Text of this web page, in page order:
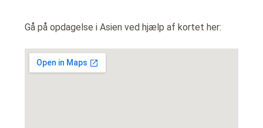
Gå på opdagelse i Asien ved hjælp af kortet her: